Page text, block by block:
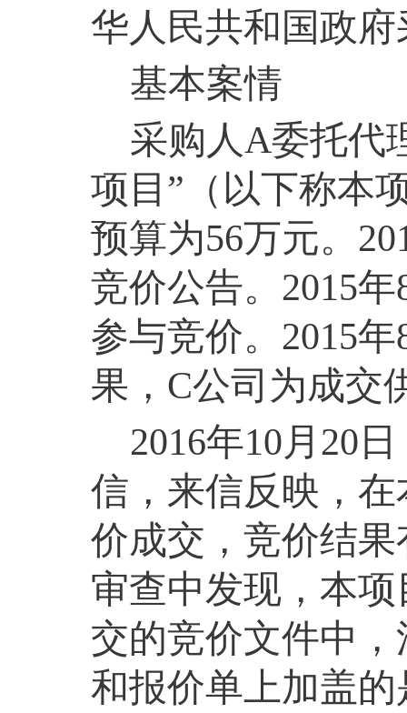
华人民共和国政
基本案情
采购人A委托代
项目”（以下称本
预算为56万元。
竞价公告。 2015年
参与竞价。 2015年
果， C公司为成交
2016年10月 20
信，来信反映，
价成交，竞价结
审查中发现，本
交的竞价文件中
和报价单上加盖的